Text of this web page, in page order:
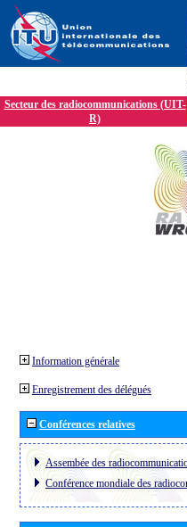
Secteur des radiocommunications (UIT-
R)
Information générale
Enregistrement des délégués
Conférences relatives
Assembée des
Conférence mondiale des